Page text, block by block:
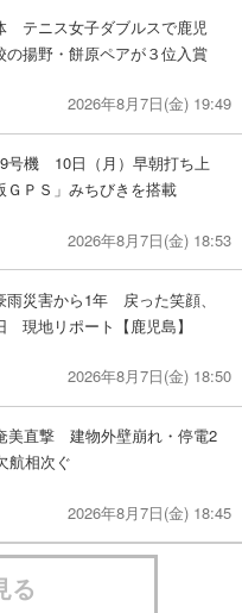
テニス女子ダブルスで鹿児
の揚野・餅原ペアが３位入賞
2026年8月7日(金) 19:49
9号機 10日（月）早朝打ち上
ＰＳ」みちびきを搭載
2026年8月7日(金) 18:53
雨災害から1年 戻った笑顔、
現地リポート【鹿児島】
2026年8月7日(金) 18:50
美直撃 建物外壁崩れ・停電2
相次ぐ
2026年8月7日(金) 18:45
る